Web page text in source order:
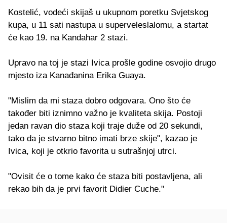
Kostelić, vodeći skijaš u ukupnom poretku Svjetskog
kupa, u 11 sati nastupa u superveleslalomu, a startat
će kao 19. na Kandahar 2 stazi.
Upravo na toj je stazi Ivica prošle godine osvojio drugo
mjesto iza Kanađanina Erika Guaya.
"Mislim da mi staza dobro odgovara. Ono što će
također biti iznimno važno je kvaliteta skija. Postoji
jedan ravan dio staza koji traje duže od 20 sekundi,
tako da je stvarno bitno imati brze skije", kazao je
Ivica, koji je otkrio favorita u sutrašnjoj utrci.
"Ovisit će o tome kako će staza biti postavljena, ali
rekao bih da je prvi favorit Didier Cuche."